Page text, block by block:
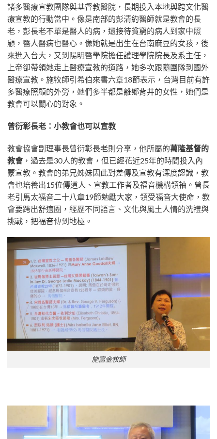
諸多醫療宣教團隊與基督教醫院，長期投入本地與跨文化醫
療宣教的行動當中。像是南部的彭清約醫師就是教會的長
老，彭長老不單是醫人的病，還接待貧窮的病人到家中照
顧，醫人醫病也醫心。像她就是出生在台南麻豆的女孩，後
來進入台大，又到陽明醫學院擔任護理學院院長及系主任，
上帝卻帶領她走上醫療宣教的道路，她多次跟隨團隊到國外
醫療宣教。施牧師引希伯來書六章18節表示，台灣目前有許
多醫療照顧的外勞，她們多半都是離鄉背井的女性，她們是
教會可以關心的對象。
曾衍彰長老：小教會也可以宣教
教會協會副理事長曾衍彰長老則分享，他所屬的萬隆基督的
教會，過去是30人的教會，但已經花近25年的時間投入內
蒙宣教。教會的弟兄姊妹因此對差傳及宣教有深度認識，教
會也培養出15位傳道人、宣教工作者及福音機構領袖。曾長
老引馬太福音二十八章19節勉勵大家，領受福音大使命，教
會要跨出舒適圈，經歷不同語言、文化與風土人情的洗禮與
挑戰，把福音傳到地極。
施富金牧師